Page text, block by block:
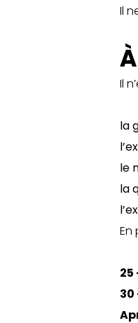
Il
Il
la
le
la
En
25
30